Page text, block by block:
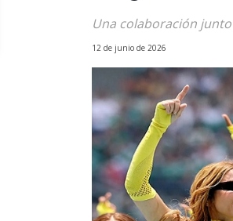
Una colaboración
12 de junio de 2026